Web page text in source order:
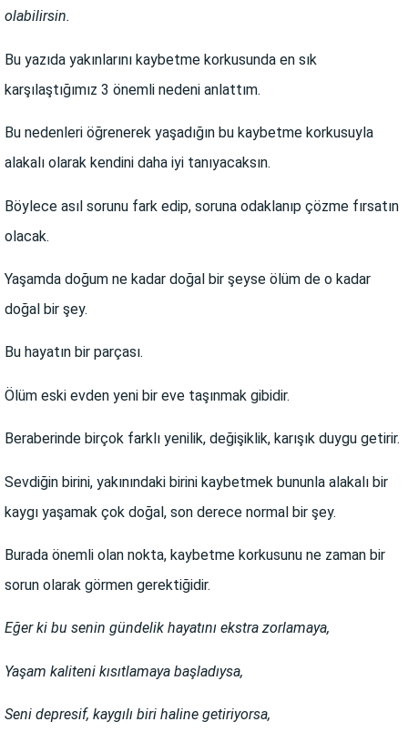
olabilirsin.
Bu yazıda yakınlarını kaybetme korkusunda en sık
karşılaştığımız 3 önemli nedeni anlattım.
Bu nedenleri öğrenerek yaşadığın bu kaybetme korkusuyla
alakalı olarak kendini daha iyi tanıyacaksın.
Böylece asıl sorunu fark edip, soruna odaklanıp çözme fırsatın
olacak.
Yaşamda doğum ne kadar doğal bir şeyse ölüm de o kadar
doğal bir şey.
Bu hayatın bir parçası.
Ölüm eski evden yeni bir eve taşınmak gibidir.
Beraberinde birçok farklı yenilik, değişiklik, karışık duygu getirir.
Sevdiğin birini, yakınındaki birini kaybetmek bununla alakalı bir
kaygı yaşamak çok doğal, son derece normal bir şey.
Burada önemli olan nokta, kaybetme korkusunu ne zaman bir
sorun olarak görmen gerektiğidir.
Eğer ki bu senin gündelik hayatını ekstra zorlamaya,
Yaşam kaliteni kısıtlamaya başladıysa,
Seni depresif, kaygılı biri haline getiriyorsa,